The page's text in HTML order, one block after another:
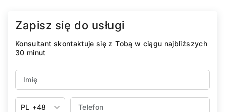
Zapisz się do usługi
Konsultant skontaktuje się z Tobą w ciągu najbliższych
30 minut
PL +48